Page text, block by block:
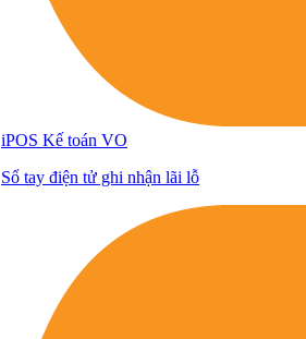
iPOS Kế toán VO
Sổ tay điện tử ghi nhận lãi lỗ